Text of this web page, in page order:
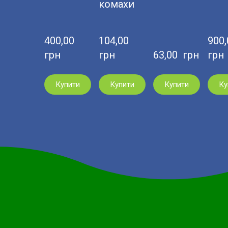
400,00
грн
Купити
комахи
104,00
грн
Купити
63,00  грн
Купити
грн